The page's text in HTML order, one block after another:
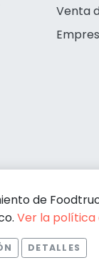
Venta
de
Ver la política
DETALLES